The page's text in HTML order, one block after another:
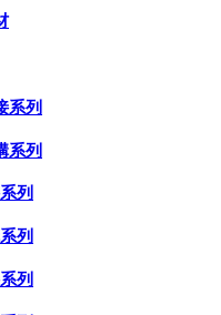
系列
系列
列
列
列